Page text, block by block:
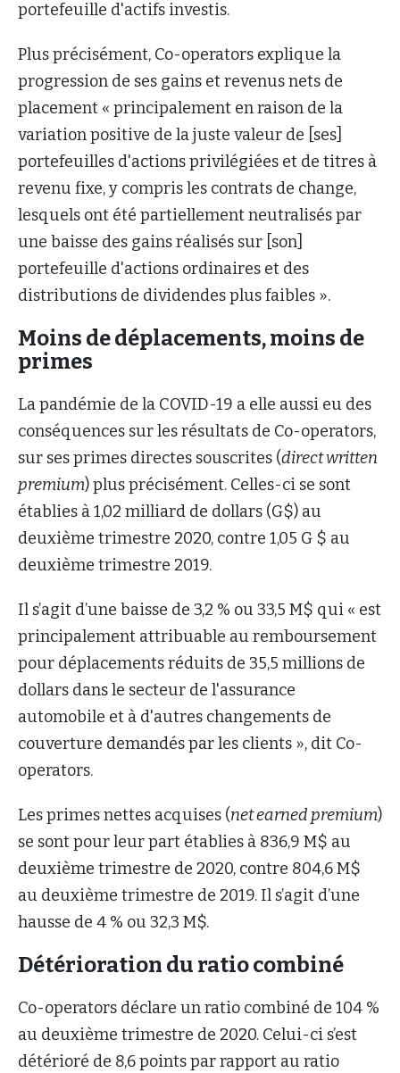
portefeuille d'actifs investis.
Plus précisément, Co-operators explique la
progression de ses gains et revenus nets de
placement « principalement en raison de la
variation positive de la juste valeur de [ses]
portefeuilles d'actions privilégiées et de titres à
revenu fixe, y compris les contrats de change,
lesquels ont été partiellement neutralisés par
une baisse des gains réalisés sur [son]
portefeuille d'actions ordinaires et des
distributions de dividendes plus faibles ».
Moins de déplacements, moins de
primes
La pandémie de la COVID-19 a elle aussi eu des
conséquences sur les résultats de Co-operators,
sur ses primes directes souscrites (direct written
premium) plus précisément. Celles-ci se sont
établies à 1,02 milliard de dollars (G$) au
deuxième trimestre 2020, contre 1,05 G $ au
deuxième trimestre 2019.
Il s’agit d’une baisse de 3,2 % ou 33,5 M$ qui « est
principalement attribuable au remboursement
pour déplacements réduits de 35,5 millions de
dollars dans le secteur de l'assurance
automobile et à d'autres changements de
couverture demandés par les clients », dit Co-
operators.
Les primes nettes acquises (net earned premium)
se sont pour leur part établies à 836,9 M$ au
deuxième trimestre de 2020, contre 804,6 M$
au deuxième trimestre de 2019. Il s’agit d’une
hausse de 4 % ou 32,3 M$.
Détérioration du ratio combiné
Co-operators déclare un ratio combiné de 104 %
au deuxième trimestre de 2020. Celui-ci s’est
détérioré de 8,6 points par rapport au ratio